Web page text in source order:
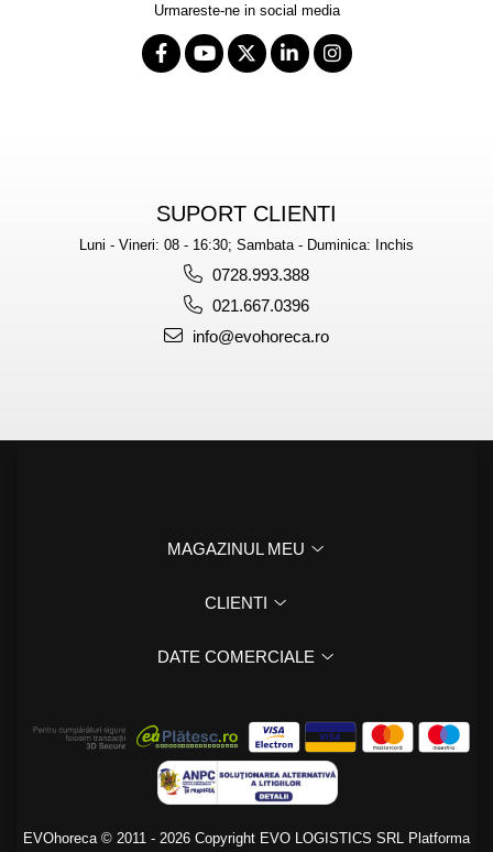
Urmareste-ne in social media
SUPORT CLIENTI
Luni - Vineri: 08 - 16:30; Sambata - Duminica: Inchis
0728.993.388
021.667.0396
info@evohoreca.ro
MAGAZINUL MEU
CLIENTI
DATE COMERCIALE
EVOhoreca © 2011 - 2026 Copyright EVO LOGISTICS SRL
Platforma